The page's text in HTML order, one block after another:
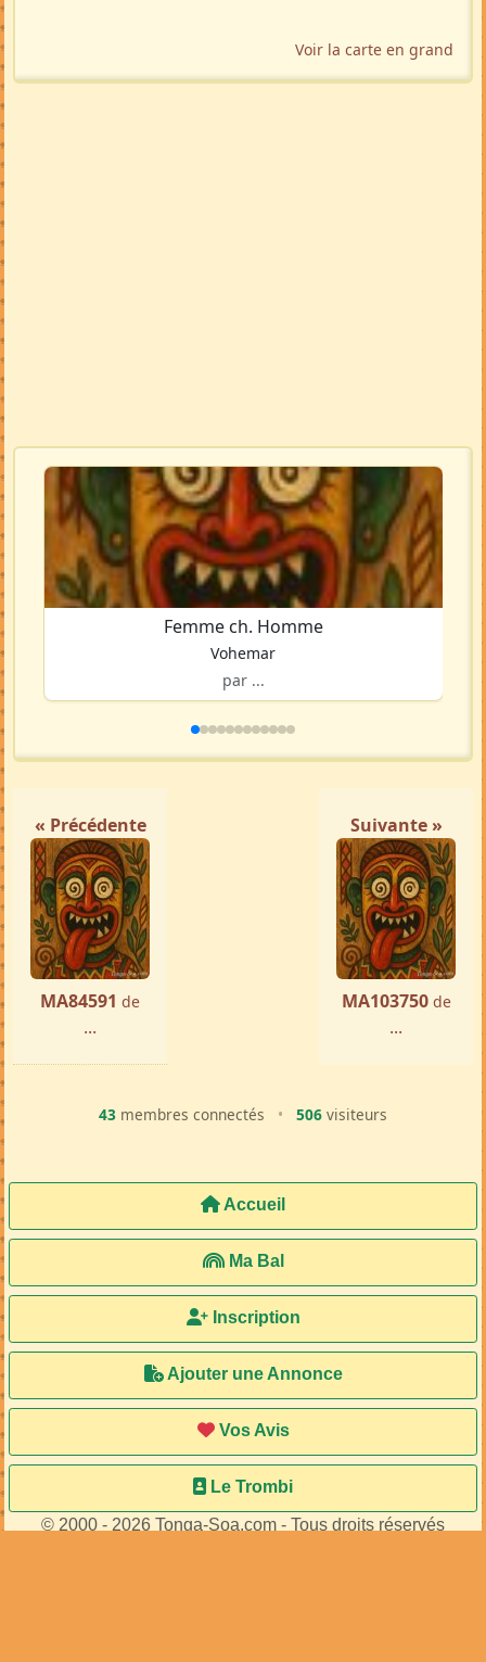
Voir la carte en grand
Femme ch. Homme
Vohemar
par ...
« Précédente
MA84591 de
...
Suivante »
MA103750 de
...
43 membres connectés • 506 visiteurs
Accueil
Ma Bal
Inscription
Ajouter une Annonce
Vos Avis
Le Trombi
© 2000 - 2026 Tonga-Soa.com - Tous droits réservés